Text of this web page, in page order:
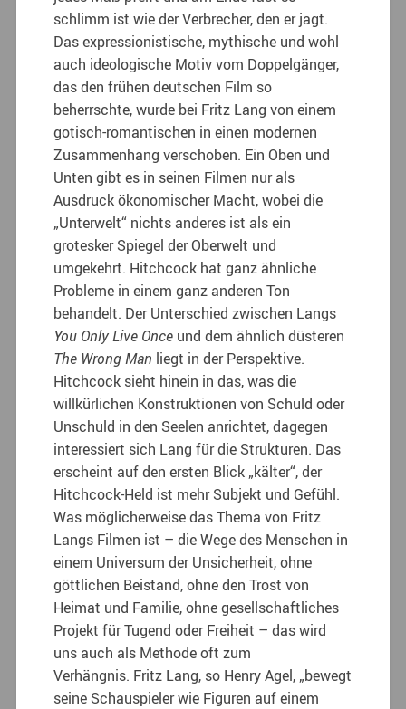
schlimm ist wie der Verbrecher, den er jagt.
Das expressionistische, mythische und wohl
auch ideologische Motiv vom Doppelgänger,
das den frühen deutschen Film so
beherrschte, wurde bei Fritz Lang von einem
gotisch-romantischen in einen modernen
Zusammenhang verschoben. Ein Oben und
Unten gibt es in seinen Filmen nur als
Ausdruck ökonomischer Macht, wobei die
„Unterwelt“ nichts anderes ist als ein
grotesker Spiegel der Oberwelt und
umgekehrt. Hitchcock hat ganz ähnliche
Probleme in einem ganz anderen Ton
behandelt. Der Unterschied zwischen Langs
You Only Live Once und dem ähnlich düsteren
The Wrong Man liegt in der Perspektive.
Hitchcock sieht hinein in das, was die
willkürlichen Konstruktionen von Schuld oder
Unschuld in den Seelen anrichtet, dagegen
interessiert sich Lang für die Strukturen. Das
erscheint auf den ersten Blick „kälter“, der
Hitchcock-Held ist mehr Subjekt und Gefühl.
Was möglicherweise das Thema von Fritz
Langs Filmen ist – die Wege des Menschen in
einem Universum der Unsicherheit, ohne
göttlichen Beistand, ohne den Trost von
Heimat und Familie, ohne gesellschaftliches
Projekt für Tugend oder Freiheit – das wird
uns auch als Methode oft zum
Verhängnis. Fritz Lang, so Henry Agel, „bewegt
seine Schauspieler wie Figuren auf einem